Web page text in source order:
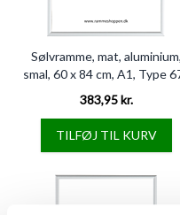
Sølvramme, mat, aluminium,
smal, 60 x 84 cm, A1, Type
383,95 kr.
TILFØJ TIL KURV